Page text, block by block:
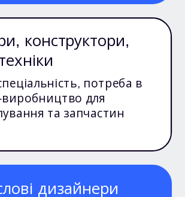
конструктори,
потреба в
виробництво для
та запчастин
дизайнери